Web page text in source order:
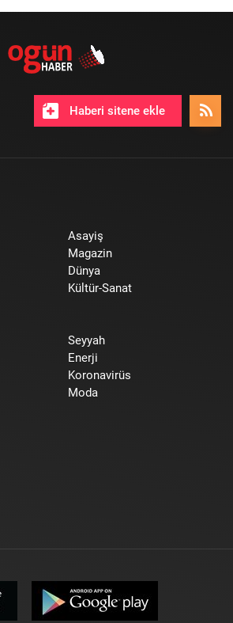
Haberi sitene ekle
Asayiş
Magazin
Dünya
Kültür-Sanat
Seyyah
Enerji
Koronavirüs
Moda